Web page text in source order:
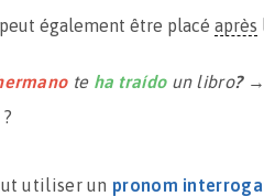
peut également être placé après
te ha traídoun libro?→
utiliser un pronom